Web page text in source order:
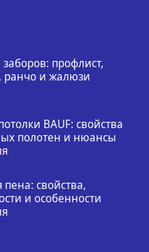
профлист,
ранчо и жалюзи
BAUF: свойства
полотен и нюансы
свойства,
и особенности